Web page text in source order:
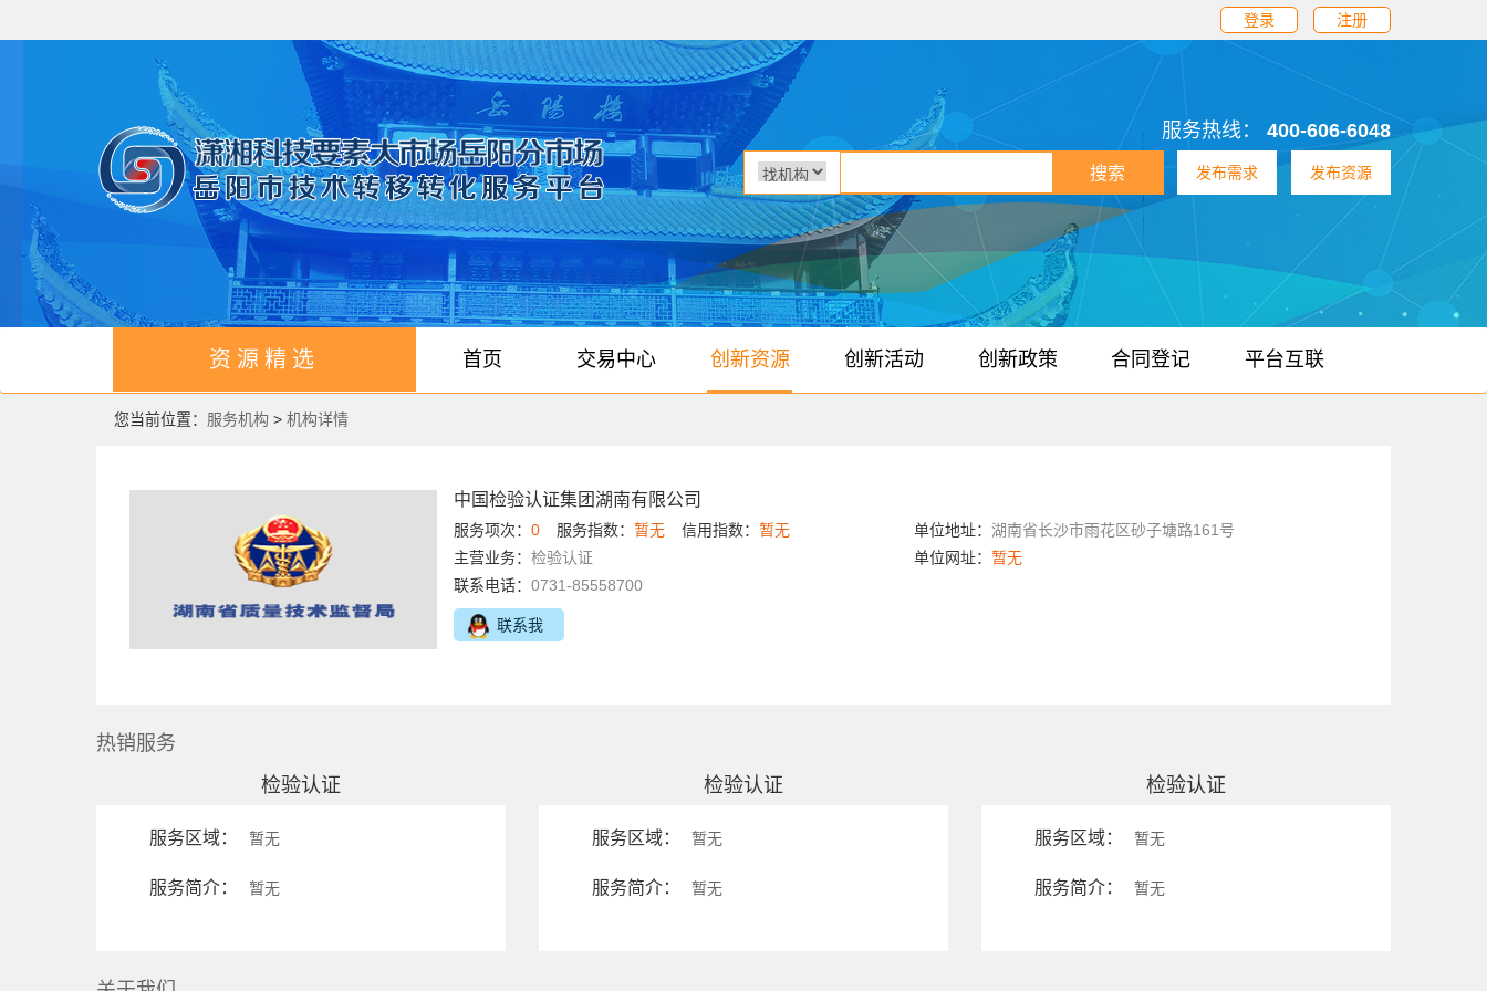
登录 注册
服务热线： 400-606-6048
搜索 发布需求 发布资源
资源精选 首页 交易中心 创新资源 创新活动 创新政策 合同登记 平台互联
您当前位置： 服务机构 > 机构详情
中国检验认证集团湖南有限公司
服务项次： 0 服务指数： 暂无 信用指数： 暂无
主营业务： 检验认证
联系电话： 0731-85558700
联系我
单位地址： 湖南省长沙市雨花区砂子塘路161号
单位网址： 暂无
热销服务
检验认证
服务区域： 暂无
服务简介： 暂无
检验认证
服务区域： 暂无
服务简介： 暂无
检验认证
服务区域： 暂无
服务简介： 暂无